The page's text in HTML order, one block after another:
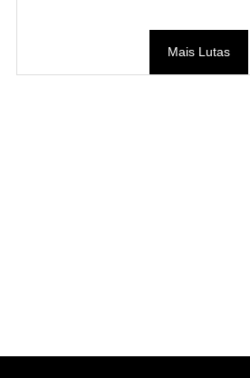
Mais Lutas